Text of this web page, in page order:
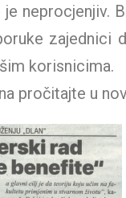
neprocjenjiv.
zajednici
korisnicima.
pročitajte u